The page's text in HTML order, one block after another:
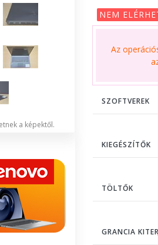
a képektől.
NEM
Az
SZOFTVEREK
KIEGÉSZÍTŐK
TÖLTŐK
GRANCIA